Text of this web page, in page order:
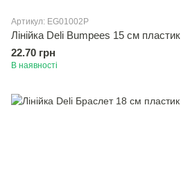
Артикул: EG01002Р
Лінійка Deli Bumpees 15 см пластик
22.70 грн
В наявності